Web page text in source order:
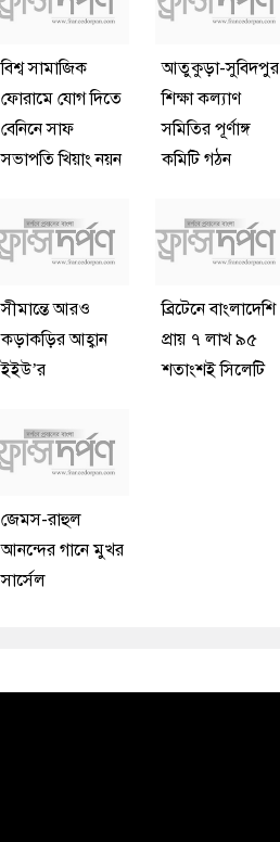
বিশ্ব সামাজিক
ফোরামে যোগ দিতে
বেনিনে সাফ
সভাপতি খিয়াং নয়ন
আতুকুড়া-সুবিদপুর
শিক্ষা কল্যাণ
সমিতির পূর্ণাঙ্গ
কমিটি গঠন
সীমান্তে আরও
কড়াকড়ির আহ্বান
ইইউ’র
ব্রিটেনে বাংলাদেশি
প্রায় ৭ লাখ ৯৫
শতাংশই সিলেটি
জেমস-রাহুল
আনন্দের গানে মুখর
সার্সেল